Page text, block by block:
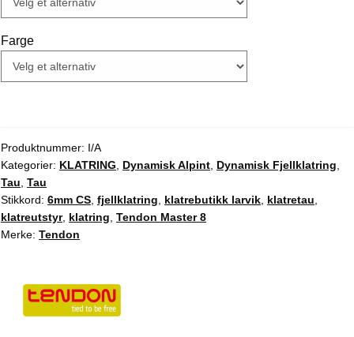
Farge
Produktnummer: I/A
Kategorier: KLATRING, Dynamisk Alpint, Dynamisk Fjellklatring,
Tau, Tau
Stikkord: 6mm CS, fjellklatring, klatrebutikk larvik, klatretau,
klatreutstyr, klatring, Tendon Master 8
Merke: Tendon